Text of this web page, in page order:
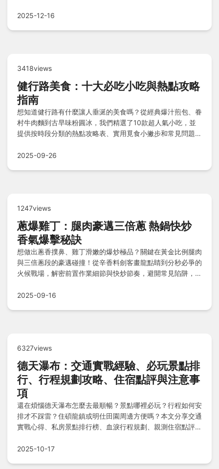
2025-12-16
3418views
健行路美食：十大必吃小吃與熱點攻略
指南
想知道健行路有什麼讓人垂涎的美食嗎？從經典爆汁煎包、眷
村牛肉麵到古早味粉圓冰，我們精選了10款超人氣小吃，並
提供按時段分類的熱點攻略表、實用覓食小撇步和常見問題解
之旅！
2025-09-26
1247views
蔥爆雞丁：腿肉豪邁三倍蔥 熱鍋快炒
香氣爆擊秘訣
想做出蔥香撲鼻、雞丁滑嫩的爆炒極品？關鍵在黃金比例腿肉
與三倍蔥段的豪邁碰撞！從辛香料劍客畫龍點睛到分秒必爭的
火候戰場，解密前置作業細節與快炒節奏，避開常見陷阱，顛
2025-09-16
6327views
德天瀑布：交通實戰經驗、必玩景點排
行、行程規劃攻略、住宿點評與注意事
項
還在煩惱德天瀑布怎麼去最順暢？景點哪裡必玩？行程如何安
排才不踩雷？住碩龍鎮或明仕田園周邊方便嗎？本文分享交通
實戰心得、私房景點排行榜、血淚行程規劃、親測住宿點評、
美旅程！
2025-10-17